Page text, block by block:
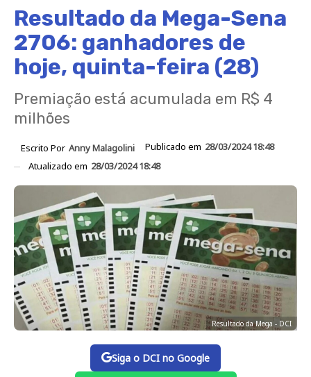
Resultado da Mega-Sena
2706: ganhadores de
hoje, quinta-feira (28)
Premiação está acumulada em R$ 4
milhões
Escrito Por Anny Malagolini Publicado em 28/03/2024 18:48
Atualizado em 28/03/2024 18:48
Resultado da Mega - DCI
Siga o DCI no Google